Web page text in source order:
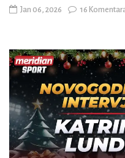
Jan 06, 2026 16